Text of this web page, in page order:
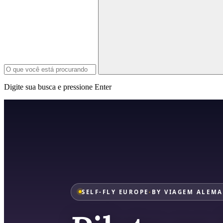
Digite sua busca e pressione Enter
SELF-FLY EUROPE· BY VIAGEM